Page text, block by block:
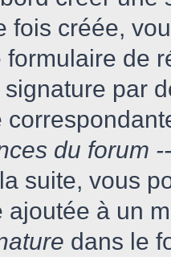
fois créée,
formulaire de
par
du forum
suite, vous
ajoutée à un
dans le